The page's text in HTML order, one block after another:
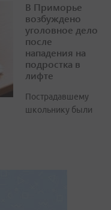
В Приморье
возбуждено
уголовное дело
после
нападения на
подростка в
лифте
Пострадавшему
школьнику были